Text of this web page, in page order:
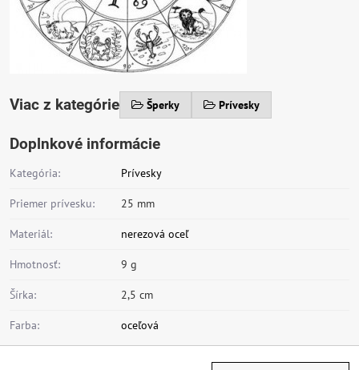
Viac z kategórie Šperky Prívesky
Doplnkové informácie
Kategória: Prívesky
Priemer prívesku: 25 mm
Materiál: nerezová oceľ
Hmotnosť: 9 g
Šírka: 2,5 cm
Farba: oceľová